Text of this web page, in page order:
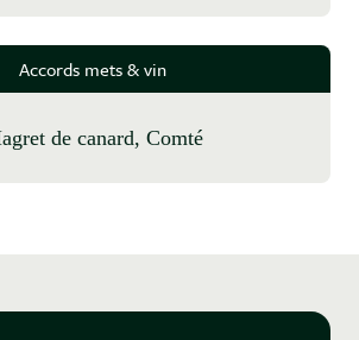
Accords mets & vin
Magret de canard, Comté